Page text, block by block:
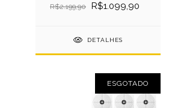
R$2.199,90
R$1.099,90
DETALHES
ESGOTADO